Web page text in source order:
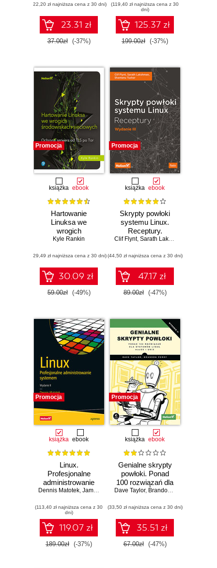
(22,20 zł najniższa cena z 30 dni)
23.31 zł
37.00zł (-37%)
(119,40 zł najniższa cena z 30
dni)
125.37 zł
199.00zł (-37%)
Promocja
książka ebook
Hartowanie
Linuksa we
wrogich
środowiskach
Ochrona serwera
od TLS po Tor
Kyle Rankin
(29,49 zł najniższa cena z 30 dni)
30.09 zł
59.00zł (-49%)
Promocja
książka ebook
Skrypty powłoki
systemu Linux.
Receptury.
Wydanie III
Clif Flynt, Sarath Lakshman
(44,50 zł najniższa cena z 30 dni)
47.17 zł
89.00zł (-47%)
Promocja
książka ebook
Linux.
Profesjonalne
administrowanie
systemem.
Dennis Matotek, James Turnbull ,Peter Lieverdink
(113,40 zł najniższa cena z 30
dni)
119.07 zł
189.00zł (-37%)
Promocja
książka ebook
Genialne skrypty
powłoki. Ponad
100 rozwiązań dla
systemów Linux,
Dave Taylor, Brandon Perry
(33,50 zł najniższa cena z 30 dni)
35.51 zł
67.00zł (-47%)